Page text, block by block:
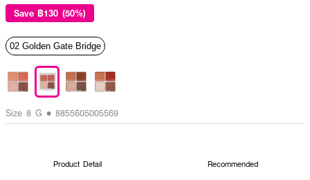
Save ฿130 (50%)
02 Golden Gate Bridge
Size 8 G • 8855605005569
Product Detail Recommended